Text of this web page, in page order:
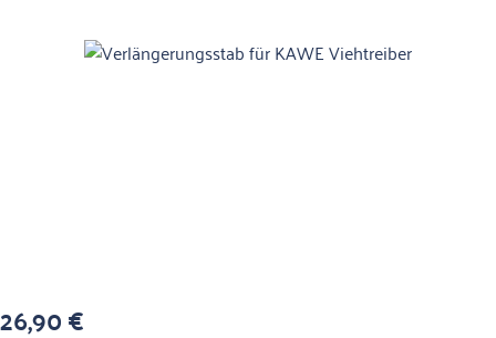
Bildergalerie überspringen
Regulärer Preis:
26,90 €